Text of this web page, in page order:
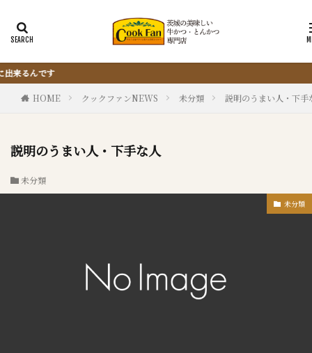
HOME クックファンNEWS 未分類 説明のうまい人・下手
説明のうまい人・下手な人
未分類
未分類